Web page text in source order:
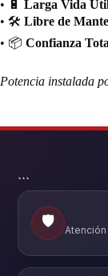
• 🔋 Larga Vida
• 🛠️ Libre de
• 📦 Confianza
Potencia instalada
```
🛡️